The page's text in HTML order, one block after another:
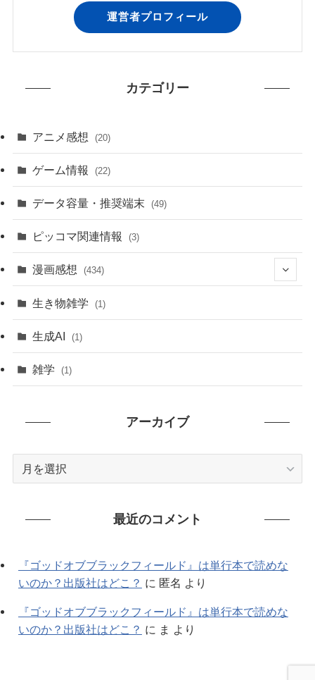
運営者プロフィール
カテゴリー
アニメ感想 (20)
ゲーム情報 (22)
データ容量・推奨端末 (49)
ピッコマ関連情報 (3)
漫画感想 (434)
(20)
(7)
生き物雑学 (1)
生成AI (1)
雑学 (1)
アーカイブ
最近のコメント
『ゴッドオブブラックフィールド』は単行本で読めな
いのか？出版社はどこ？ に 匿名 より
『ゴッドオブブラックフィールド』は単行本で読めな
いのか？出版社はどこ？ に ま より